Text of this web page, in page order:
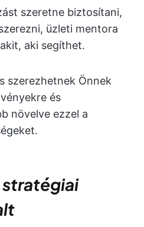
szeretne biztosítani,
üzleti mentora
aki segíthet.
szerezhetnek Önnek
és
növelve ezzel a
stratégiai